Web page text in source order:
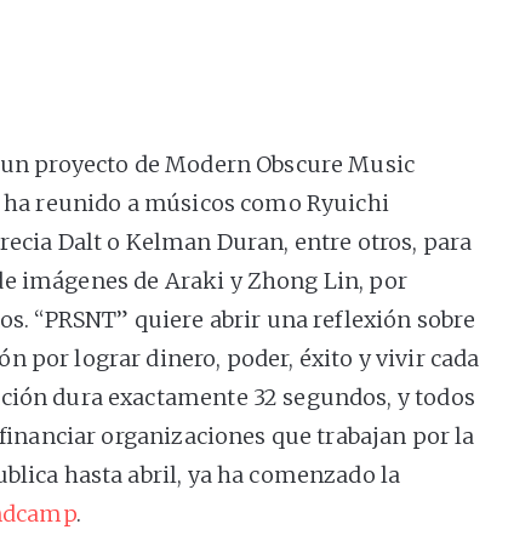
proyecto de Modern Obscure Music
ha reunido a músicos como Ryuichi
Dalt o Kelman Duran, entre otros, para
imágenes de Araki y Zhong Lin, por
“PRSNT” quiere abrir una reflexión sobre
por lograr dinero, poder, éxito y vivir cada
dura exactamente 32 segundos, y todos
organizaciones que trabajan por la
hasta abril, ya ha comenzado la
.